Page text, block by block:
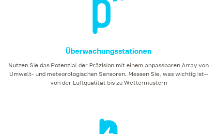
Überwachungsstationen
Nutzen Sie das Potenzial der Präzision mit einem anpassbaren Array von
Umwelt- und meteorologischen Sensoren. Messen Sie, was wichtig ist—
von der Luftqualität bis zu Wettermustern